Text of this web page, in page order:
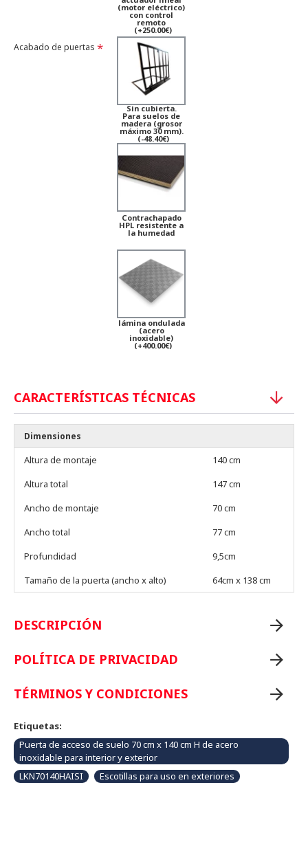
(motor eléctrico)
con control
remoto
(+250.00€)
Acabado de puertas
Sin cubierta.
Para suelos de
madera (grosor
máximo 30 mm).
(-48.40€)
Contrachapado
HPL resistente a
la humedad
lámina ondulada
(acero
inoxidable)
(+400.00€)
CARACTERÍSTICAS TÉCNICAS
Dimensiones
Altura de montaje
140 cm
Altura total
147 cm
Ancho de montaje
70 cm
Ancho total
77 cm
Profundidad
9,5cm
Tamaño de la puerta (ancho x alto)
64cm x 138 cm
DESCRIPCIÓN
POLÍTICA DE PRIVACIDAD
TÉRMINOS Y CONDICIONES
Etiquetas:
Puerta de acceso de suelo 70 cm x 140 cm H de acero
inoxidable para interior y exterior
LKN70140HAISI
Escotillas para uso en exteriores